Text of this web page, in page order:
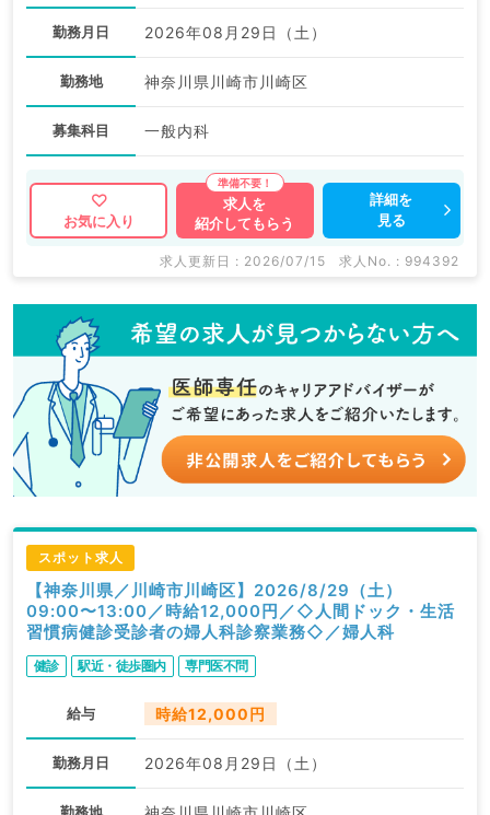
勤務月日 2026年08月29日（土）
勤務地 神奈川県川崎市川崎区
募集科目 一般内科
お気に入り
求人を
紹介してもらう
詳細を
見る
求人更新日 : 2026/07/15 求人No. : 994392
スポット求人
【神奈川県／川崎市川崎区】2026/8/29（土）
09:00〜13:00／時給12,000円／◇人間ドック・生活
習慣病健診受診者の婦人科診察業務◇／婦人科
健診 駅近・徒歩圏内 専門医不問
給与 時給12,000円
勤務月日 2026年08月29日（土）